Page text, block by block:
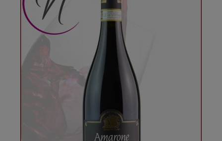
sens. Cette fusion de tradition et d'innovation assure la
pérennité et l'évolution de la réputation des vignobles
vénitiens.
Visitez les Vignobles de Vénétie
Pour découvrir toute la magie des vignobles rouges de
Vénétie, rien de tel qu'une visite sur place. Les routes des
vins offrent de magnifiques paysages parsemés de
collines verdoyantes et de charmants villages. Les visiteurs
peuvent déguster des vins exceptionnels, accompagnés de
Une Invitation à la Découverte